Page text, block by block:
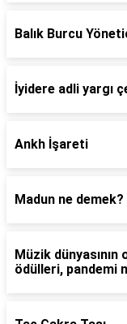
Balık Burcu
İyidere adli yargı
Ankh İşareti
Madun ne demek?
Müzik
ödülleri, pandemi